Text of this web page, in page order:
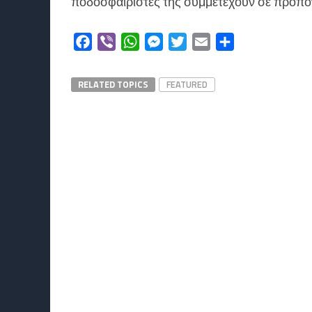
Facebook
Viber WhatsAppMessengerTwitterEmail
RELATED TOPICS FEATURED